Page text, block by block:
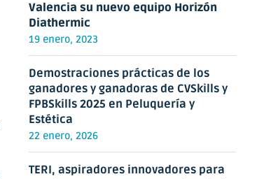
Valencia su nuevo equipo Horizón
Diathermic
19 enero, 2023
Demostraciones prácticas de los
ganadores y ganadoras de CVSkills y
FPBSkills 2025 en Peluquería y
Estética
22 enero, 2026
TERI, aspiradores innovadores para